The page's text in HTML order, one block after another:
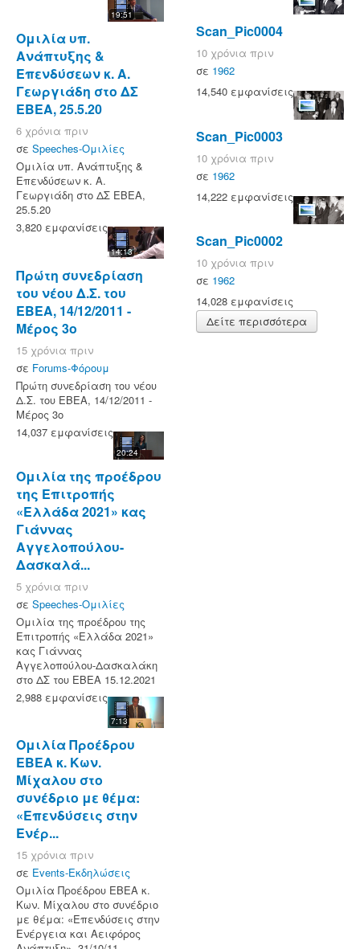
19:51
Ομιλία υπ.
Ανάπτυξης &
Επενδύσεων κ. Α.
Γεωργιάδη στο ΔΣ
ΕΒΕΑ, 25.5.20
6 χρόνια πριν
σε Speeches-Ομιλίες
Ομιλία υπ. Ανάπτυξης &
Επενδύσεων κ. Α.
Γεωργιάδη στο ΔΣ ΕΒΕΑ,
25.5.20
3,820 εμφανίσεις
14:13
Πρώτη συνεδρίαση
του νέου Δ.Σ. του
ΕΒΕΑ, 14/12/2011 -
Μέρος 3ο
15 χρόνια πριν
σε Forums-Φόρουμ
Πρώτη συνεδρίαση του νέου
Δ.Σ. του ΕΒΕΑ, 14/12/2011 -
Μέρος 3ο
14,037 εμφανίσεις
20:24
Ομιλία της προέδρου
της Επιτροπής
«Ελλάδα 2021» κας
Γιάννας
Αγγελοπούλου-
Δασκαλά...
5 χρόνια πριν
σε Speeches-Ομιλίες
Ομιλία της προέδρου της
Επιτροπής «Ελλάδα 2021»
κας Γιάννας
Αγγελοπούλου-Δασκαλάκη
στο ΔΣ του ΕΒΕΑ 15.12.2021
2,988 εμφανίσεις
7:13
Ομιλία Προέδρου
ΕΒΕΑ κ. Κων.
Μίχαλου στο
συνέδριο με θέμα:
«Επενδύσεις στην
Ενέρ...
15 χρόνια πριν
σε Events-Εκδηλώσεις
Ομιλία Προέδρου ΕΒΕΑ κ.
Κων. Μίχαλου στο συνέδριο
με θέμα: «Επενδύσεις στην
Ενέργεια και Αειφόρος
Scan_Pic0004
10 χρόνια πριν
σε 1962
14,540 εμφανίσεις
Scan_Pic0003
10 χρόνια πριν
σε 1962
14,222 εμφανίσεις
Scan_Pic0002
10 χρόνια πριν
σε 1962
14,028 εμφανίσεις
Δείτε περισσότερα